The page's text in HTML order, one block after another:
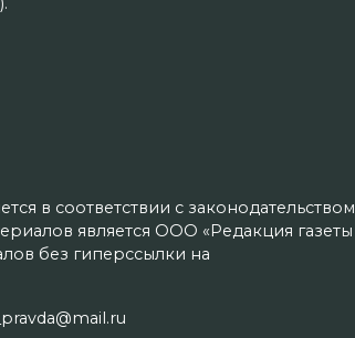
в соответствии с законодательством
является ООО «Редакция газеты
без гиперссылки на